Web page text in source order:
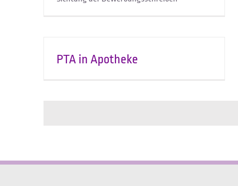
PTA in Apotheke